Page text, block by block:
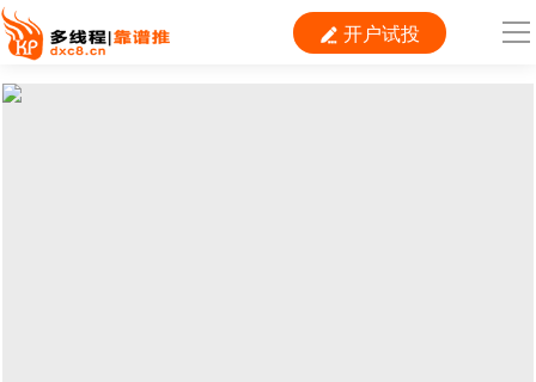
 开户试投
导